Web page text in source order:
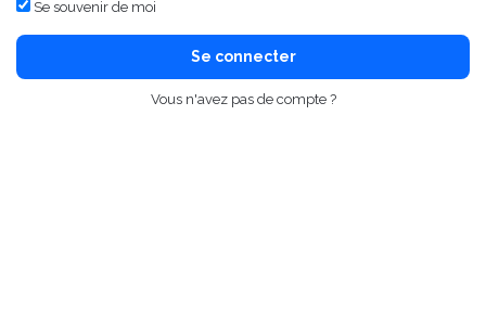
Se souvenir de moi
Se connecter
Vous n'avez pas de compte ?